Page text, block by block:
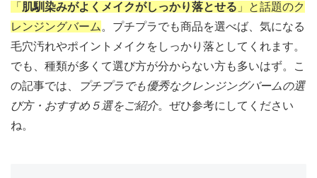
「 肌馴染みがよくメイクがしっかり落とせる 」と話題のク
レンジングバーム 。プチプラでも商品を選べば、気になる
毛穴汚れやポイントメイクをしっかり落としてくれます。
でも、種類が多くて選び方が分からない方も多いはず。こ
の記事では、
プチプラでも優秀なクレンジングバームの選
び方・おすすめ５選をご紹介。ぜひ参考にしてください
ね。